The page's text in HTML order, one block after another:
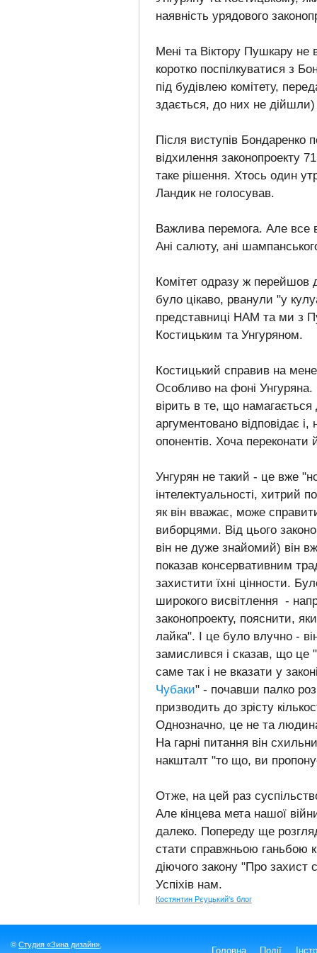
наявність урядового
Мені та Віктору Пушкару
коротко поспілкуватися з
під будівлею комітету,
здається, до них не дійшли)
Після виступів Бондаренко
відхилення законопроекту
таке рішення. Хтось один
Ландик не голосував.
Важлива перемога. Але все
Ані салюту, ані
Комітет одразу ж перейшов
було цікаво, рванули "у
представниці НАМ та ми з
Костицьким та Унгуряном.
Костицький справив на
Особливо на фоні
вірить в те, що
аргументовано відповідає
опонентів. Хоча
Унгурян не такий - це вже
інтелектуальності, хитрий
як він вважає, може
виборцями. Від цього
він не дуже знайомий) він
показав консервативним
захистити їхні цінности.
широкого висвітлення -
законопроекту, пояснити,
лайка". І це було влучно -
замислився і сказав, що це
саме так і не вказати у
Чубаки" - почавши палко
призводить до зрісту
Однозначно, це не та
На гарні питання він
накшталт "то що, ви
Отже, на цей раз
Але кінцева мета нашої
далеко. Попереду ще
стати справжньою ганьбою
діючого закону "Про захист
Успіхів нам.
Костянтин Рєуцький's блог
© Студия «Зина дизайн»
Головна Події